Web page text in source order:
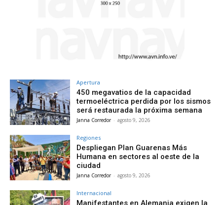
Apertura
450 megavatios de la capacidad
termoeléctrica perdida por los sismos
será restaurada la próxima semana
Janna Corredor - agosto 9, 2026
Regiones
Despliegan Plan Guarenas Más
Humana en sectores al oeste de la
ciudad
Janna Corredor - agosto 9, 2026
Internacional
Manifestantes en Alemania exigen la